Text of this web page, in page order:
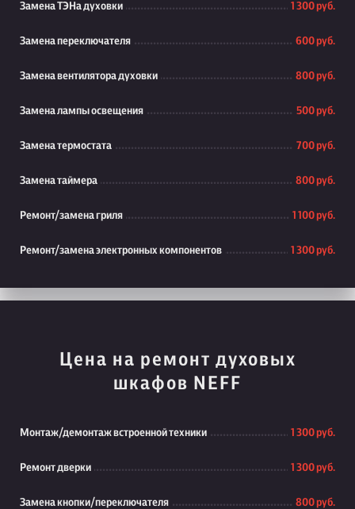
Замена ТЭНа духовки 1 300 руб.
Замена переключателя 600 руб.
Замена вентилятора духовки 800 руб.
Замена лампы освещения 500 руб.
Замена термостата 700 руб.
Замена таймера 800 руб.
Ремонт/замена гриля 1 100 руб.
Ремонт/замена электронных компонентов 1 300 руб.
Цена на ремонт духовых
шкафов NEFF
Монтаж/демонтаж встроенной техники 1 300 руб.
Ремонт дверки 1 300 руб.
Замена кнопки/переключателя 800 руб.